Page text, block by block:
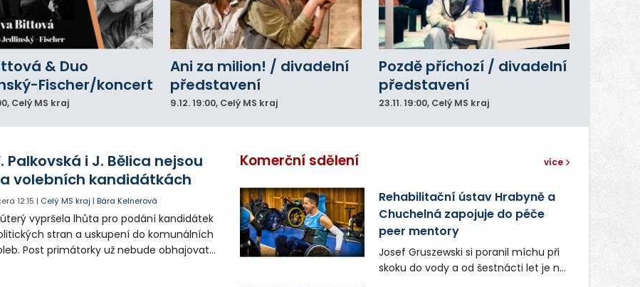
& Duo
Fischer/koncert
, Celý MS kraj
Ani za milion! / divadelní
představení
9.12.19:00, Celý MS kraj
Pozdě příchozí / divadelní
představení
23.11. 19:00, Celý MS kraj
Palkovská i J. Bělica nejsou
volebních kandidátkách
12:15 | Celý MS kraj |Bára Kelnerová
vypršela lhůta pro podání kandidátek
stran a uskupení do komunálních
Post primátorky už nebude obhajovat
Komerční sdělení více
Rehabilitační ústav Hrabyně a
Chuchelná zapojuje do péče
peer mentory
Josef Gruszewski si poranil míchu při
skoku do vody a od šestnácti let je na